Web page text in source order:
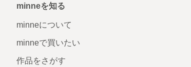
minneを知る
minneについて
minneで買いたい
作品をさがす